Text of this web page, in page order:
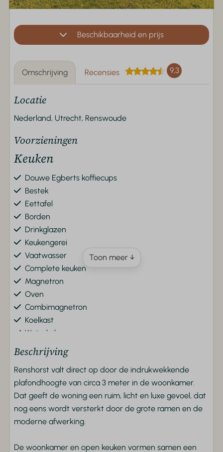
Beschikbaarheid en prijs
Omschrijving Recensies 9,3
Locatie
Nederland, Utrecht, Renswoude
Voorzieningen
Keuken
Douwe Egberts koffiecups
Bestek
Eettafel
Borden
Drinkglazen
Keukengerei
Vaatwasser
Complete keuken
Magnetron
Oven
Combimagnetron
Koelkast
Waterkoker
Veiligheid
Rookmelder
Ligging
Vrijstaand
Toon meer ↓
Beschrijving
Renshorst valt direct op door de indrukwekkende
plafondhoogte van circa 3 meter in de woonkamer.
Dat geeft de woning een ruim, licht en luxe gevoel, dat
nog eens wordt versterkt door de grote ramen en de
moderne afwerking.
De woonkamer en open keuken vormen samen een